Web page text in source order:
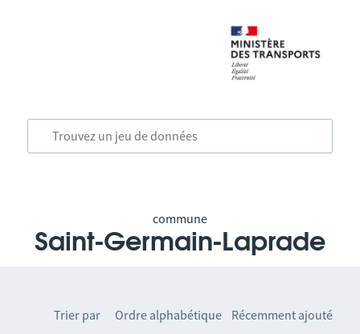
commune
Saint-Germain-Laprade
Trier par Ordre alphabétique Récemment ajouté